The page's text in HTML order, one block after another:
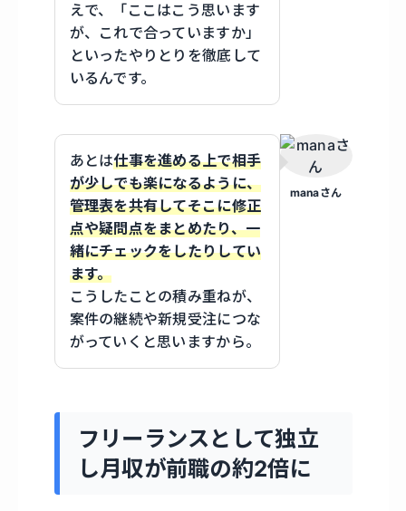
えで、「ここはこう思います
が、これで合っていますか」
といったやりとりを徹底して
いるんです。
manaさん
あとは仕事を進める上で相手
が少しでも楽になるように、
管理表を共有してそこに修正
点や疑問点をまとめたり、一
緒にチェックをしたりしてい
ます。
こうしたことの積み重ねが、
案件の継続や新規受注につな
がっていくと思いますから。
フリーランスとして独立
し月収が前職の約2倍に